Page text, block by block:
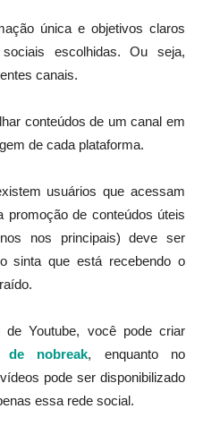
única e objetivos claros
escolhidas. Ou seja,
canais.
conteúdos de um canal em
de cada plataforma.
usuários que acessam
promoção de conteúdos úteis
nos principais) deve ser
sinta que está recebendo o
Youtube, você pode criar
de nobreak, enquanto no
pode ser disponibilizado
essa rede social.